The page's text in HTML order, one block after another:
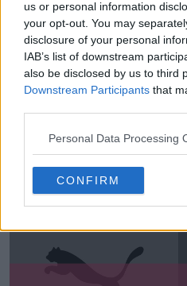
us or personal information
your opt-out. You may
disclosure of your personal
IAB’s list of downstream
also be disclosed by us to third
Downstream Participants that
Personal Data Processing
CONFIRM
Presentada la tercera
25-26
4 0 2 de Ago de